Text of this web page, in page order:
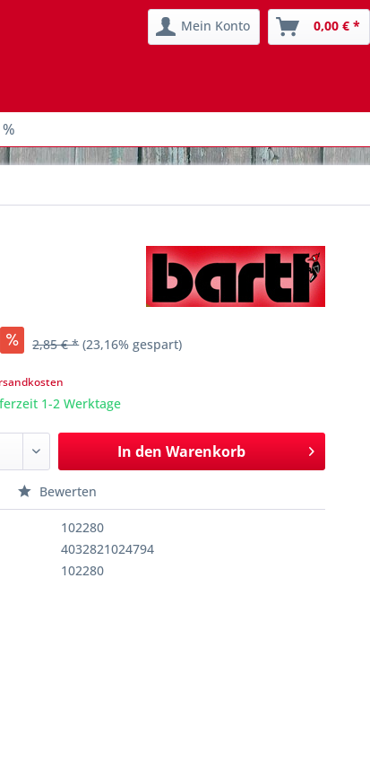
Mein Konto 0,00 € *
2,85 € * (23,16% gespart)
1-2 Werktage
In den Warenkorb
Bewerten
102280
4032821024794
102280